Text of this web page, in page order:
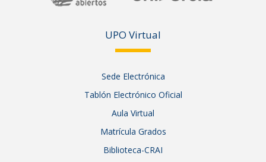
UPO Virtual
Sede Electrónica
Tablón Electrónico Oficial
Aula Virtual
Matrícula Grados
Biblioteca-CRAI